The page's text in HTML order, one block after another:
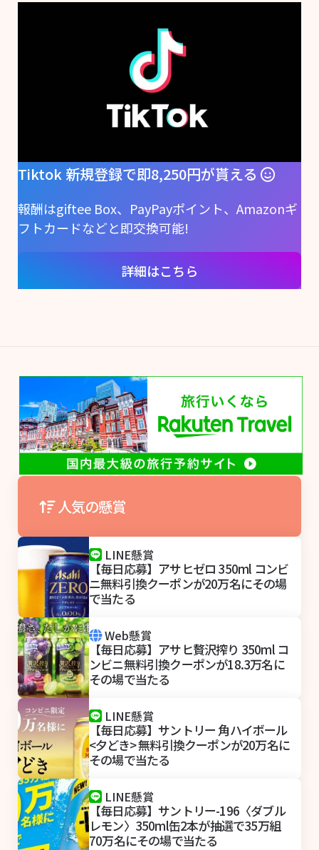
Tiktok 新規登録で即8,250円が貰える
報酬はgiftee Box、PayPayポイント、Amazonギ
フトカードなどと即交換可能!
詳細はこちら
人気の懸賞
LINE懸賞
【毎日応募】アサヒゼロ 350ml コンビ
ニ無料引換クーポンが20万名にその場
で当たる
Web懸賞
【毎日応募】アサヒ贅沢搾り 350ml コ
ンビニ無料引換クーポンが18.3万名に
その場で当たる
LINE懸賞
【毎日応募】サントリー 角ハイボール
<夕どき> 無料引換クーポンが20万名に
その場で当たる
LINE懸賞
【毎日応募】サントリー-196〈ダブル
レモン〉350ml缶2本が抽選で35万組
70万名にその場で当たる